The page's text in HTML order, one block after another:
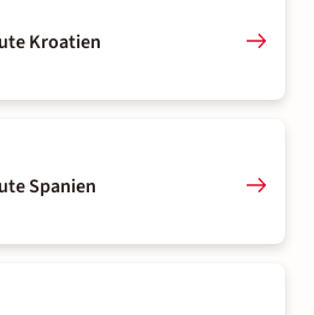
Kroatien
Spanien